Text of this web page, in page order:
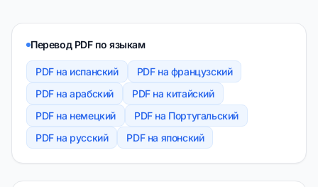
Перевод PDF по языкам
PDF на испанский
PDF на французский
PDF на арабский
PDF на китайский
PDF на немецкий
PDF на Португальский
PDF на русский
PDF на японский